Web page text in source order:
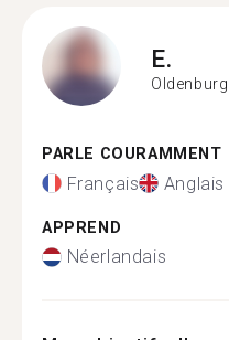
E.
Oldenburg
PARLE COURAMMENT
Français Anglais
APPREND
Néerlandais